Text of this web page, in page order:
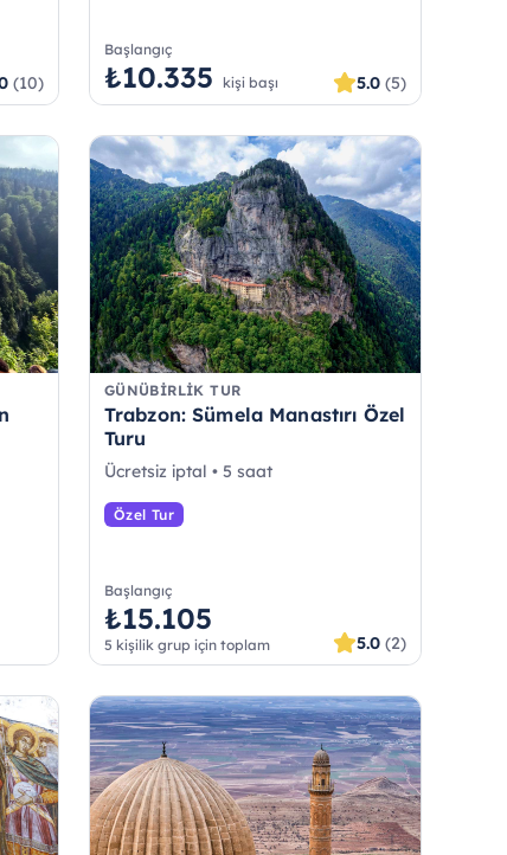
(10)
Başlangıç
₺10.335 kişi başı 5.0 (5)
GÜNÜBIRLIK TUR
Trabzon: Sümela Manastırı Özel
Turu
Ücretsiz iptal • 5 saat
Özel Tur
Başlangıç
₺15.105
5 kişilik grup için toplam 5.0 (2)